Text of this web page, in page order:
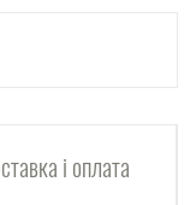
і оплата